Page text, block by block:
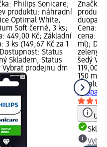
Philips Sonicare;
produktu: náhradní
Optimal White,
Soft černé, 3 ks;
449,00 Kč; Základní
3 ks (149,67 Kč za 1
Status
Skladem, Status
Vybrat prodejnu dm
Značka:
Cena:
cena:
ml);
zelený
šedý
119,00
150 ml
Lacalut
duopack